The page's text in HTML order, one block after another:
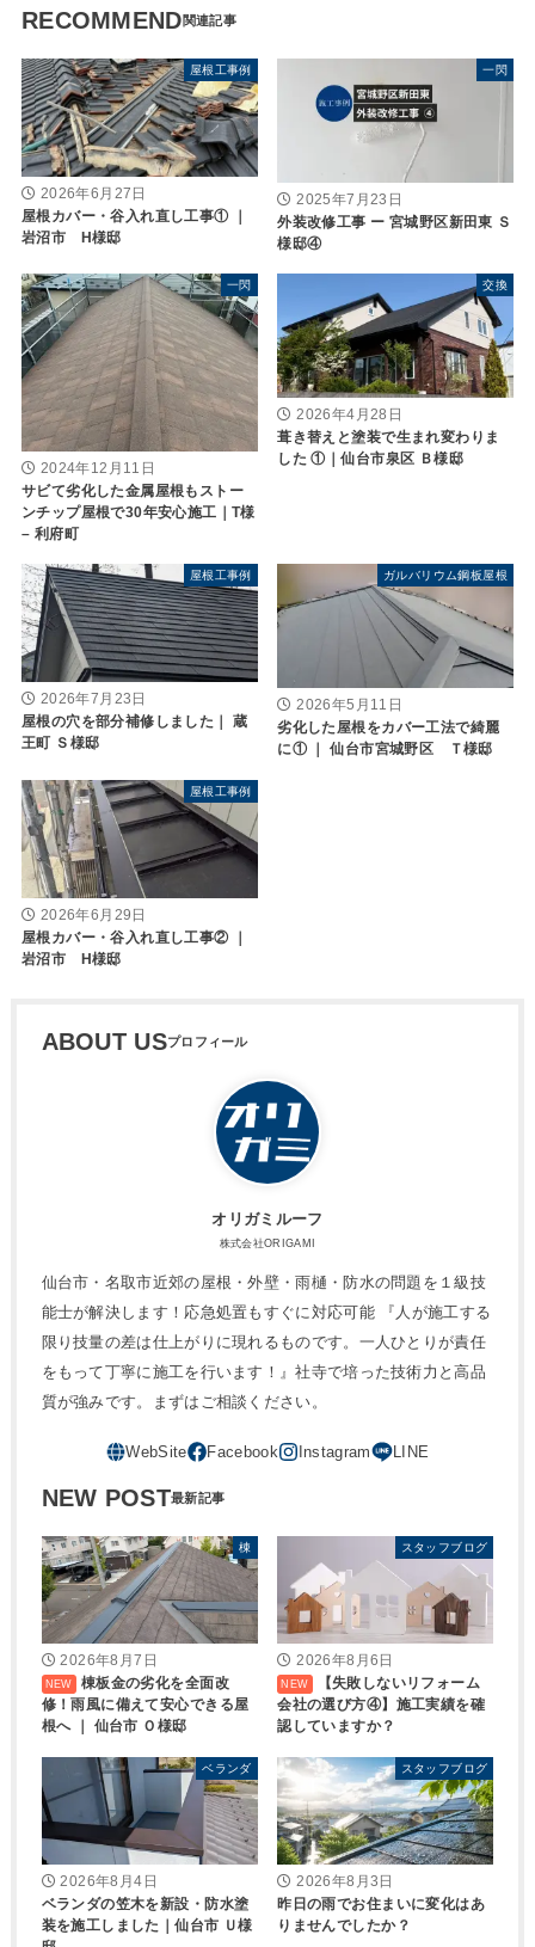
RECOMMEND
屋根工事例
2026年6月27日
屋根カバー・谷入れ直し工事① ｜
岩沼市 H様邸
一閃
2025年7月23日
外装改修工事 ー 宮城野区新田東 Ｓ
様邸④
一閃
2024年12月11日
サビて劣化した金属屋根もストー
ンチップ屋根で30年安心施工｜T様
– 利府町
交換
2026年4月28日
葺き替えと塗装で生まれ変わりま
した ①｜仙台市泉区 Ｂ様邸
屋根工事例
2026年7月23日
屋根の穴を部分補修しました｜ 蔵
王町 Ｓ様邸
ガルバリウム鋼板屋根
2026年5月11日
劣化した屋根をカバー工法で綺麗
に① ｜ 仙台市宮城野区 Ｔ様邸
屋根工事例
2026年6月29日
屋根カバー・谷入れ直し工事② ｜
岩沼市 H様邸
ABOUT US
オリガミルーフ
株式会社ORIGAMI
仙台市・名取市近郊の屋根・外壁・雨樋・防水の問題を１級技
能士が解決します！応急処置もすぐに対応可能 『人が施工する
限り技量の差は仕上がりに現れるものです。一人ひとりが責任
をもって丁寧に施工を行います！』社寺で培った技術力と高品
質が強みです。まずはご相談ください。
NEW POST
棟
2026年8月7日
棟板金の劣化を全面改
修！雨風に備えて安心できる屋
根へ ｜ 仙台市 Ｏ様邸
スタッフブログ
2026年8月6日
【失敗しないリフォーム
会社の選び方④】施工実績を確
認していますか？
ベランダ
2026年8月4日
ベランダの笠木を新設・防水塗
装を施工しました｜仙台市 Ｕ様
スタッフブログ
2026年8月3日
昨日の雨でお住まいに変化はあ
りませんでしたか？